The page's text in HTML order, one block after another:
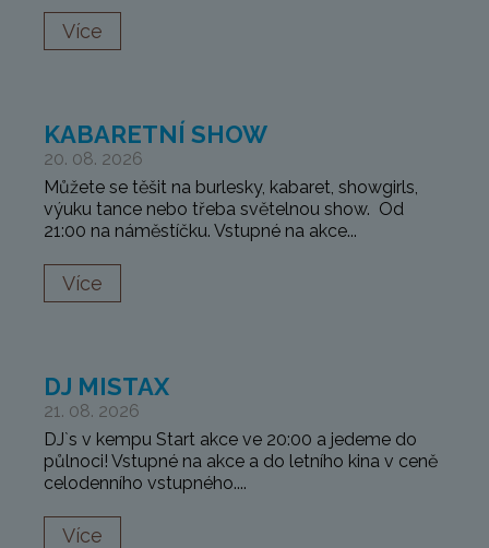
Více
KABARETNÍ SHOW
20. 08. 2026
Můžete se těšit na burlesky, kabaret, showgirls,
výuku tance nebo třeba světelnou show. Od
21:00 na náměstíčku. Vstupné na akce...
Více
DJ MISTAX
21. 08. 2026
DJ`s v kempu Start akce ve 20:00 a jedeme do
půlnoci! Vstupné na akce a do letního kina v ceně
celodenního vstupného....
Více